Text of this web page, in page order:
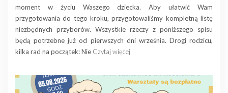
moment w życiu Waszego dziecka. Aby ułatwić Wam
przygotowania do tego kroku, przygotowaliśmy kompletną listę
niezbędnych przyborów. Wszystkie rzeczy z poniższego spisu
będą potrzebne już od pierwszych dni września. Drogi rodzicu,
kilka rad na początek: Nie Czytaj więcej